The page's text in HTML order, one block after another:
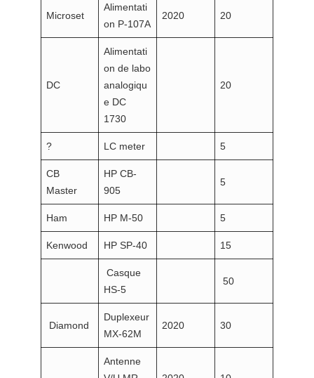
Microset
Alimentati
on P-107A
2020 20
DC
Alimentati
on de labo
analogiqu
e DC
1730
20
? LC meter 5
CB
Master
HP CB-
905
5
Ham HP M-50 5
Kenwood HP SP-40 15
Casque
HS-5
50
Diamond
Duplexeur
MX-62M
2020 30
Antenne